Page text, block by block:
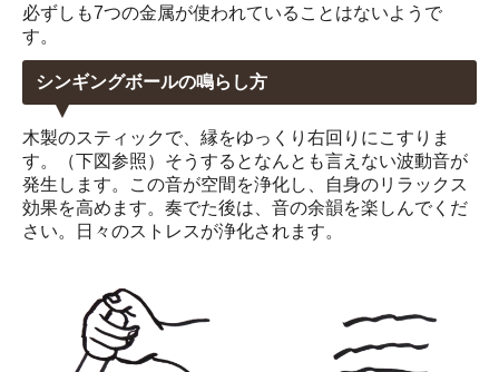
必ずしも7つの金属が使われていることはないようで
す。
シンギングボールの鳴らし方
木製のスティックで、縁をゆっくり右回りにこすりま
す。（下図参照）そうするとなんとも言えない波動音が
発生します。この音が空間を浄化し、自身のリラックス
効果を高めます。奏でた後は、音の余韻を楽しんでくだ
さい。日々のストレスが浄化されます。